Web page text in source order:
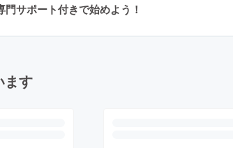
サポート付きで始めよう！
ます